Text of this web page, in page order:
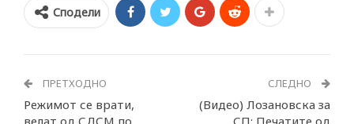
Сподели
ПРЕТХОДНО
Режимот се врати,
СЛЕДНО
(Видео) Лозановска за